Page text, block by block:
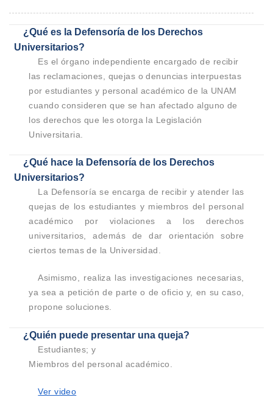
¿Qué es la Defensoría de los Derechos
Universitarios?​
Es el órgano independiente encargado de recibir
las reclamaciones, quejas o denuncias interpuestas
por estudiantes y personal académico de la UNAM
cuando consideren que se han afectado alguno de
los derechos que les otorga la Legislación
Universitaria.
¿Qué hace la Defensoría de los Derechos
Universitarios?
La Defensoría se encarga de recibir y atender las
quejas de los estudiantes y miembros del personal
académico por violaciones a los derechos
universitarios, además de dar orientación sobre
ciertos temas de la Universidad.
Asimismo, realiza las investigaciones necesarias,
ya sea a petición de parte o de oficio y, en su caso,
propone soluciones.
¿Quién puede presentar una queja?
Estudiantes; y
Miembros del personal académico.
Ver video